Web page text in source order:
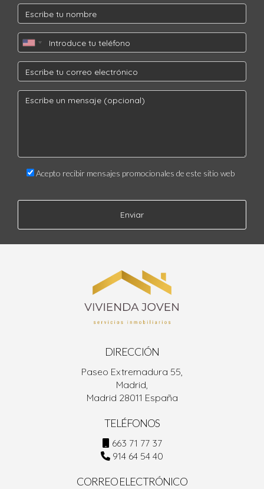
Acepto recibir mensajes promocionales de este sitio web
Enviar
DIRECCIÓN
Paseo Extremadura 55,
Madrid,
Madrid 28011 España
TELÉFONOS
663 71 77 37
914 64 54 40
CORREO ELECTRÓNICO